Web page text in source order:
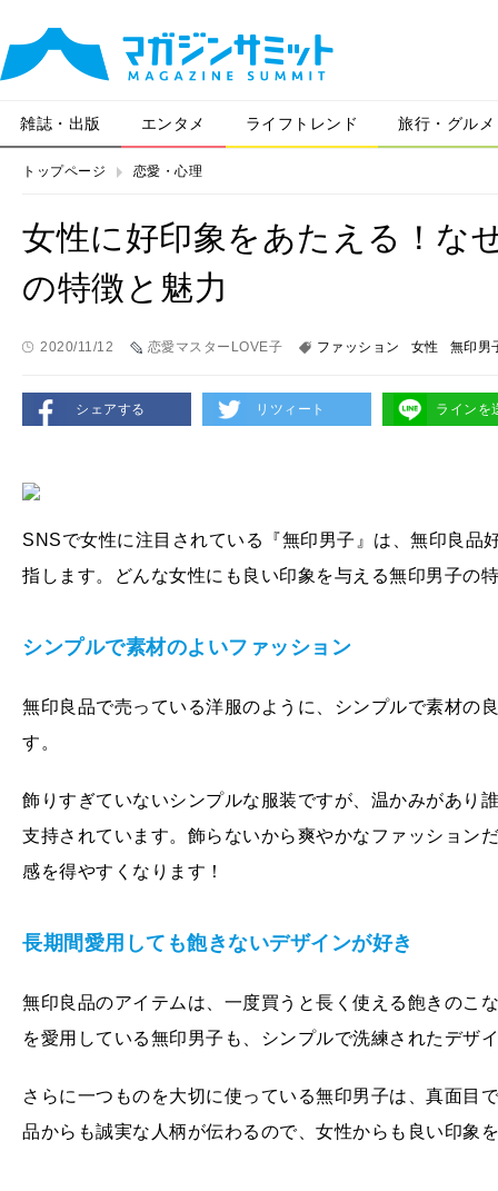
雑誌・出版 エンタメ ライフトレンド 旅行・グルメ
トップページ 恋愛・心理
女性に好印象をあたえる！な
の特徴と魅力
2020/11/12 恋愛マスターLOVE子 ファッション 女性 無印男
シェアする リツィート ラインを
SNSで女性に注目されている『無印男子』は、無印良品
指します。どんな女性にも良い印象を与える無印男子の
シンプルで素材のよいファッション
無印良品で売っている洋服のように、シンプルで素材の
す。
飾りすぎていないシンプルな服装ですが、温かみがあり
支持されています。飾らないから爽やかなファッション
感を得やすくなります！
長期間愛用しても飽きないデザインが好き
無印良品のアイテムは、一度買うと長く使える飽きのこ
を愛用している無印男子も、シンプルで洗練されたデザ
さらに一つものを大切に使っている無印男子は、真面目
品からも誠実な人柄が伝わるので、女性からも良い印象